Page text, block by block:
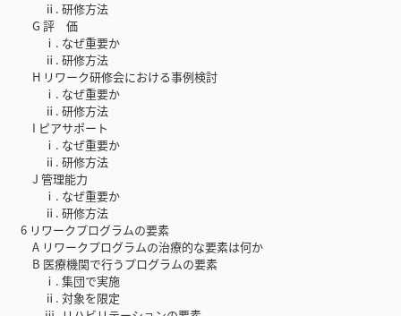
ⅱ. 研修方法
G 評 価
ⅰ. なぜ重要か
ⅱ. 研修方法
H リワーク研修会における事例検討
ⅰ. なぜ重要か
ⅱ. 研修方法
I ピアサポート
ⅰ. なぜ重要か
ⅱ. 研修方法
J 管理能力
ⅰ. なぜ重要か
ⅱ. 研修方法
6 リワークプログラムの要素
A リワークプログラムの治療的な要素は何か
B 医療機関で行うプログラムの要素
ⅰ. 集団で実施
ⅱ. 対象を限定